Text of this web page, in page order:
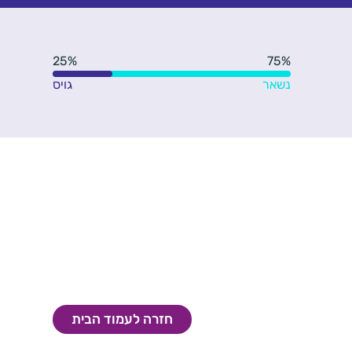
75%
25%
נשאר
גויס
חזרה לעמוד הבית